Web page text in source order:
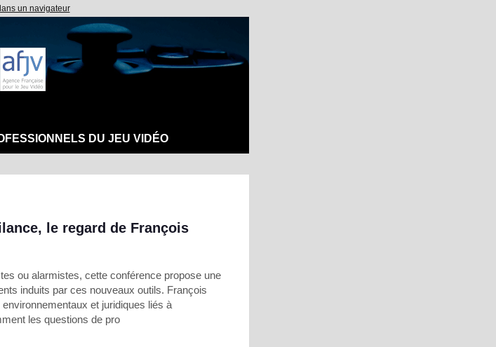
un navigateur
DU JEU VIDÉO
le regard de François
ou alarmistes, cette conférence propose une
induits par ces nouveaux outils. François
et juridiques liés à
les questions de pro